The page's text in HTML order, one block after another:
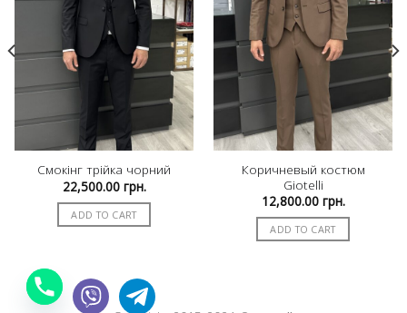
Смокінг трійка чорний
22,500.00 грн.
ADD TO CART
Коричневый костюм
Giotelli
12,800.00 грн.
ADD TO CART